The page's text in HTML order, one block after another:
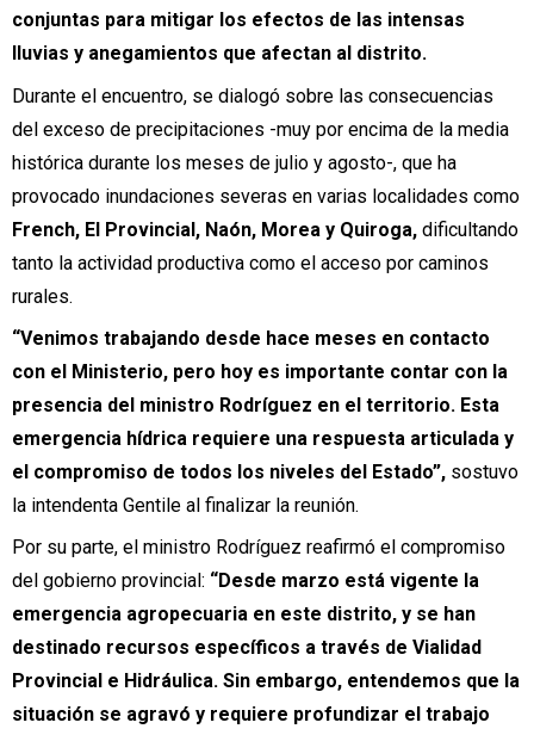
conjuntas para mitigar los efectos de las intensas
lluvias y anegamientos que afectan al distrito.
Durante el encuentro, se dialogó sobre las consecuencias
del exceso de precipitaciones -muy por encima de la media
histórica durante los meses de julio y agosto-, que ha
provocado inundaciones severas en varias localidades como
French, El Provincial, Naón, Morea y Quiroga, dificultando
tanto la actividad productiva como el acceso por caminos
rurales.
“Venimos trabajando desde hace meses en contacto
con el Ministerio, pero hoy es importante contar con la
presencia del ministro Rodríguez en el territorio. Esta
emergencia hídrica requiere una respuesta articulada y
el compromiso de todos los niveles del Estado”, sostuvo
la intendenta Gentile al finalizar la reunión.
Por su parte, el ministro Rodríguez reafirmó el compromiso
del gobierno provincial: “Desde marzo está vigente la
emergencia agropecuaria en este distrito, y se han
destinado recursos específicos a través de Vialidad
Provincial e Hidráulica. Sin embargo, entendemos que la
situación se agravó y requiere profundizar el trabajo